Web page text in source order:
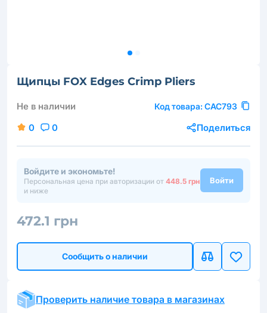
Щипцы FOX Edges Crimp Pliers
Не в наличии Код товара: CAC793
0 0 Поделиться
Войдите и экономьте!
Персональная цена при авторизации от 448.5 грн
и ниже
Войти
472.1 грн
Сообщить о наличии
Проверить наличие товара в магазинах